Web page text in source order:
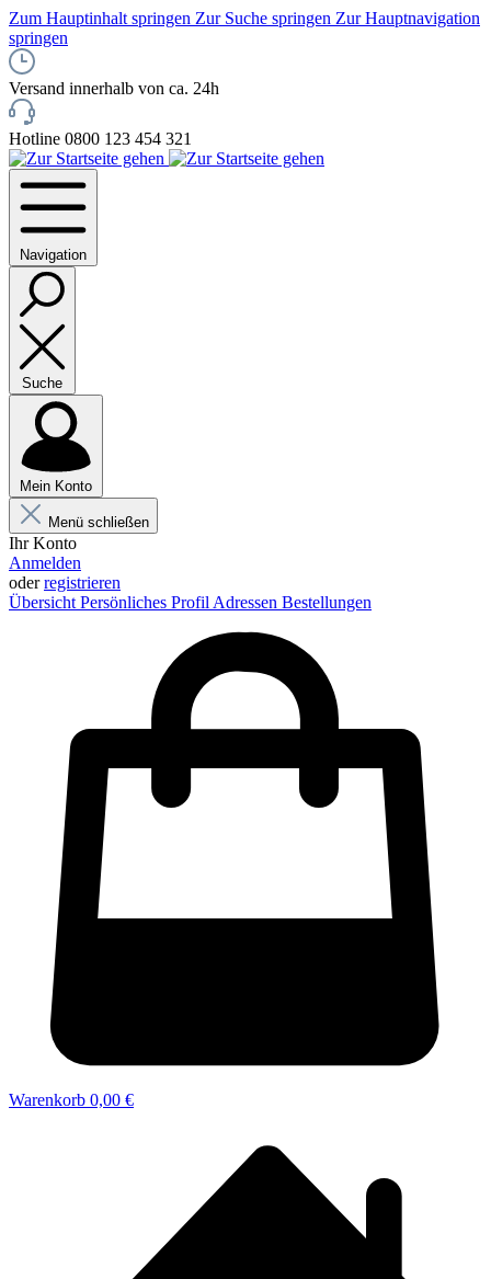
Zum Hauptinhalt springen Zur Suche springen Zur Hauptnavigation
springen
Versand innerhalb von ca. 24h
Hotline 0800 123 454 321
Navigation
Suche
Mein Konto
Menü schließen
Ihr Konto
Anmelden
oderregistrieren
Übersicht Persönliches Profil Adressen Bestellungen
Warenkorb 0,00 €